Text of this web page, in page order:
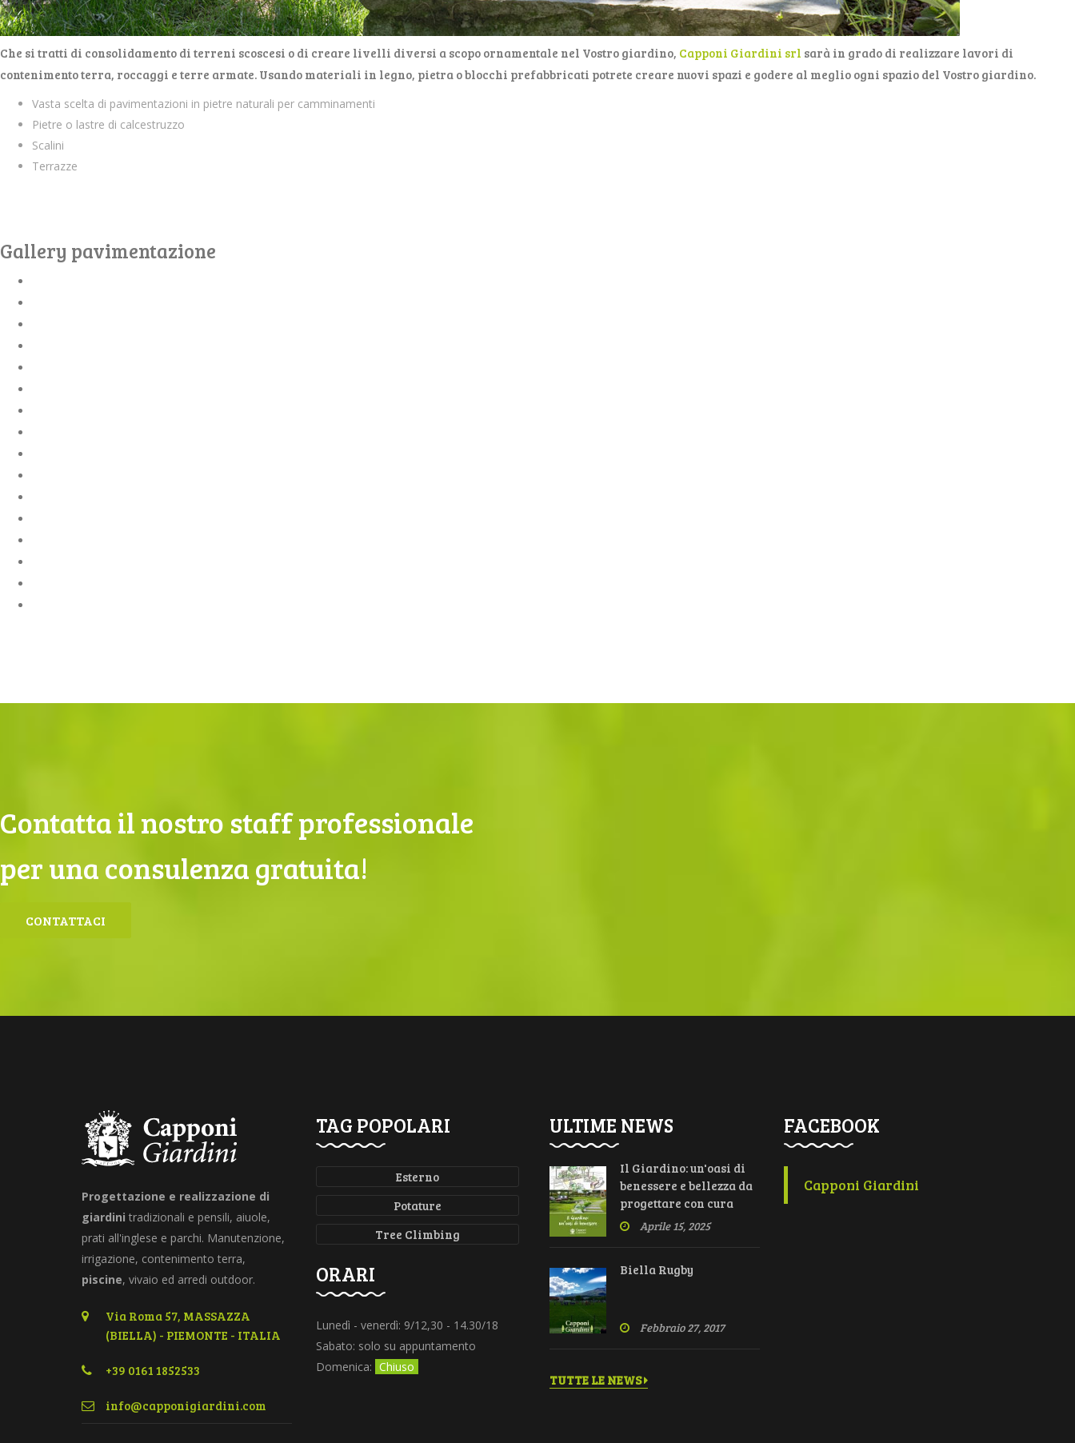
Che si tratti di consolidamento di terreni scoscesi o di creare livelli diversi a scopo ornamentale nel Vostro giardino, Capponi Giardini srl sarà in grado di realizzare lavori di
contenimento terra, roccaggi e terre armate. Usando materiali in legno, pietra o blocchi prefabbricati potrete creare nuovi spazi e godere al meglio ogni spazio del Vostro giardino.
Vasta scelta di pavimentazioni in pietre naturali per camminamenti
Pietre o lastre di calcestruzzo
Scalini
Terrazze
Gallery pavimentazione
Contatta il nostro staff professionale
per una consulenza gratuita!
CONTATTACI
Progettazione e realizzazione di
giardini tradizionali e pensili, aiuole,
prati all'inglese e parchi. Manutenzione,
irrigazione, contenimento terra,
piscine, vivaio ed arredi outdoor.
Via Roma 57, MASSAZZA
(BIELLA) - PIEMONTE - ITALIA
+39 0161 1852533
TAG POPOLARI
Esterno
Potature
Tree Climbing
ORARI
Lunedì - venerdì: 9/12,30 - 14.30/18
Sabato: solo su appuntamento
Domenica: Chiuso
ULTIME NEWS
Il Giardino: un'oasi di
benessere e bellezza da
progettare con cura
Aprile 15, 2025
Biella Rugby
Febbraio 27, 2017
TUTTE LE NEWS
FACEBOOK
Capponi Giardini